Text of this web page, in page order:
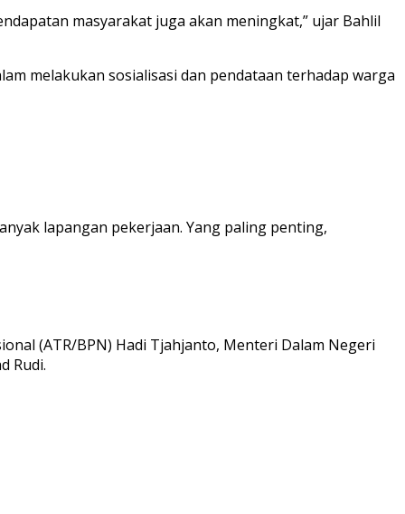
masyarakat juga akan meningkat,” ujar Bahlil
melakukan sosialisasi dan pendataan terhadap warga
lapangan pekerjaan. Yang paling penting,
(ATR/BPN) Hadi Tjahjanto, Menteri Dalam Negeri
Rudi.